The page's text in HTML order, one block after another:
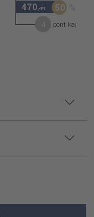
470 ,-Ft 50
pont kapható